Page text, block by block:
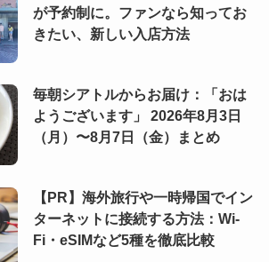
が予約制に。ファンなら知ってお
きたい、新しい入店方法
毎朝シアトルからお届け：「おは
ようございます」 2026年8月3日
（月）〜8月7日（金）まとめ
【PR】海外旅行や一時帰国でイン
ターネットに接続する方法：Wi-
Fi・eSIMなど5種を徹底比較